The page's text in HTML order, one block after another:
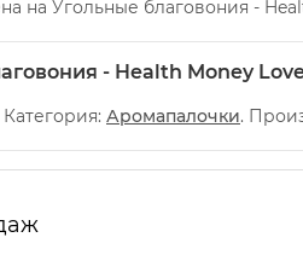
на Угольные благовония -
- Health Money
Аромапалочки.